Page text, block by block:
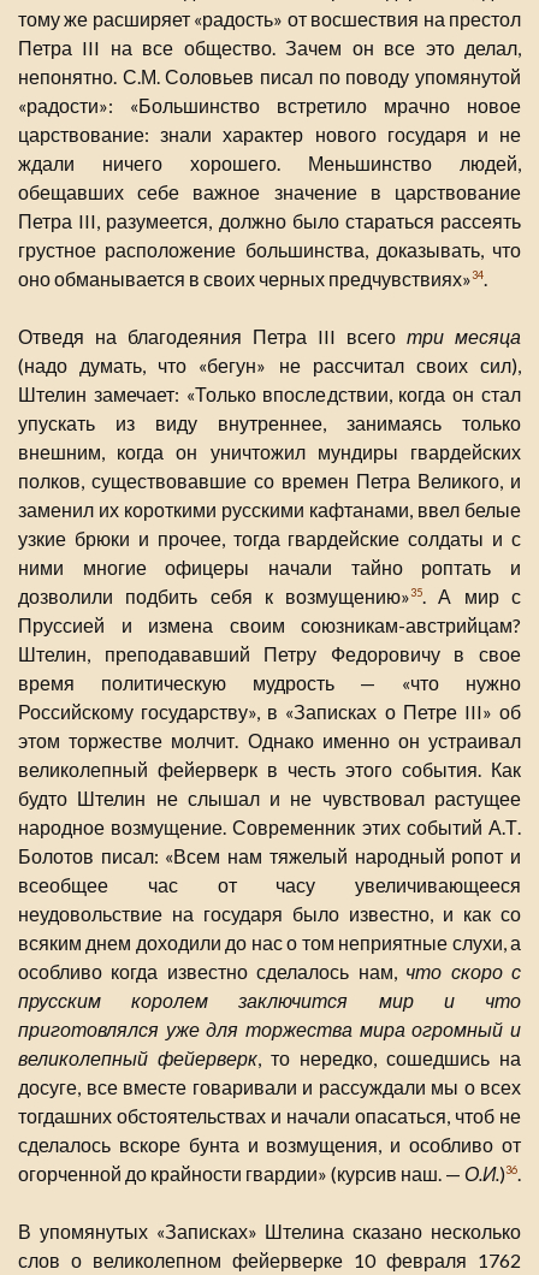
тому же расширяет «радость» от восшествия на престол
Петра III на все общество. Зачем он все это делал,
непонятно. С.М. Соловьев писал по поводу упомянутой
«радости»: «Большинство встретило мрачно новое
царствование: знали характер нового государя и не
ждали ничего хорошего. Меньшинство людей,
обещавших себе важное значение в царствование
Петра III, разумеется, должно было стараться рассеять
грустное расположение большинства, доказывать, что
оно обманывается в своих черных предчувствиях»34
Отведя на благодеяния Петра III всего три месяца
(надо думать, что «бегун» не рассчитал своих сил),
Штелин замечает: «Только впоследствии, когда он стал
упускать из виду внутреннее, занимаясь только
внешним, когда он уничтожил мундиры гвардейских
полков, существовавшие со времен Петра Великого, и
заменил их короткими русскими кафтанами, ввел белые
узкие брюки и прочее, тогда гвардейские солдаты и с
ними многие офицеры начали тайно роптать и
дозволили подбить себя к возмущению»35
. А мир с
Пруссией и измена своим союзникам-австрийцам?
Штелин, преподававший Петру Федоровичу в свое
время политическую мудрость — «что нужно
Российскому государству», в «Записках о Петре III» об
этом торжестве молчит. Однако именно он устраивал
великолепный фейерверк в честь этого события. Как
будто Штелин не слышал и не чувствовал растущее
народное возмущение. Современник этих событий А.Т.
Болотов писал: «Всем нам тяжелый народный ропот и
всеобщее час от часу увеличивающееся
неудовольствие на государя было известно, и как со
всяким днем доходили до нас о том неприятные слухи, а
особливо когда известно сделалось нам, что скоро с
прусским королем заключится мир и что
приготовлялся уже для торжества мира огромный и
великолепный фейерверк , то нередко, сошедшись на
досуге, все вместе говаривали и рассуждали мы о всех
тогдашних обстоятельствах и начали опасаться, чтоб не
сделалось вскоре бунта и возмущения, и особливо от
огорченной до крайности гвардии» (курсив наш. — О.И.)36
В упомянутых «Записках» Штелина сказано несколько
слов о великолепном фейерверке 10 февраля 1762